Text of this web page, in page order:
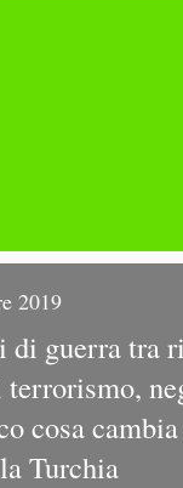
2019
di guerra tra
cosa
Turchia